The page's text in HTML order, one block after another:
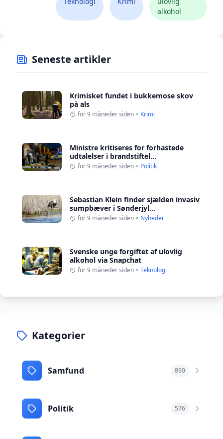
alkohol
Seneste artikler
Krimisket fundet i bukkemose skov
på als
for 9 måneder siden • Krimi
Ministre kritiseres for forhastede
udtalelser i brandstiftel...
for 9 måneder siden • Politik
Sebastian Klein finder sjælden invasiv
sumpbæver i Sønderjyl...
for 9 måneder siden • Nyheder
Svenske unge forgiftet af ulovlig
alkohol via Snapchat
for 9 måneder siden • Teknologi
Kategorier
Samfund 890
Politik 576